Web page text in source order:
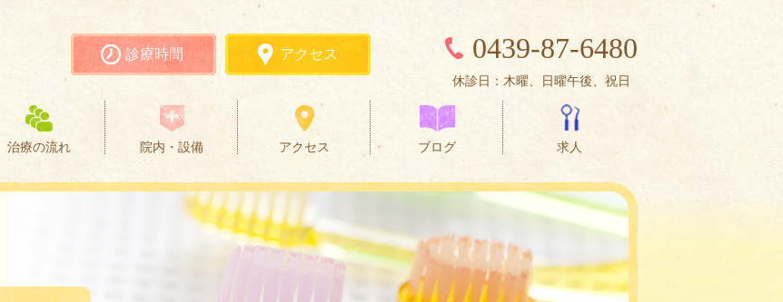
0439-87-6480
休診日：木曜、日曜午後、祝日
診療時間 アクセス
治療の流れ 院内・設備 アクセス ブログ 求人